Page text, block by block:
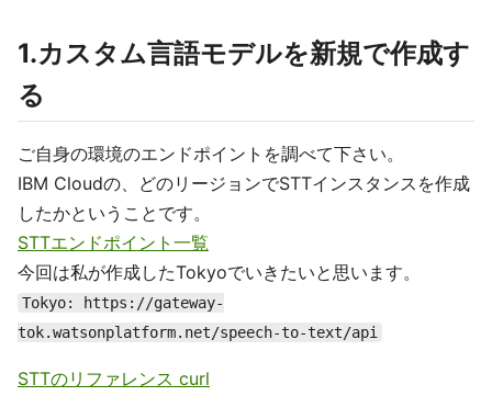
1.カスタム言語モデルを新規で作成す
る
ご自身の環境のエンドポイントを調べて下さい。
IBM Cloudの、どのリージョンでSTTインスタンスを作成
したかということです。
STTエンドポイント一覧
今回は私が作成したTokyoでいきたいと思います。
Tokyo: https://gateway-
tok.watsonplatform.net/speech-to-text/api
STTのリファレンス curl